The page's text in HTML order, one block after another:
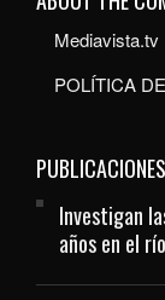
Mediavista.tv
POLÍTICA
Investigan
años en el